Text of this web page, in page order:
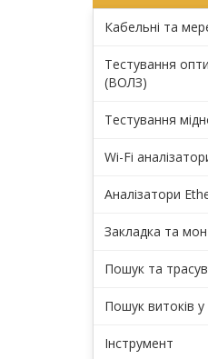
Кабельні та
Тестування
(ВОЛЗ)
Тестування
Wi-Fi
Аналізатори
Закладка та
Пошук та
Пошук витоків
Інструмент